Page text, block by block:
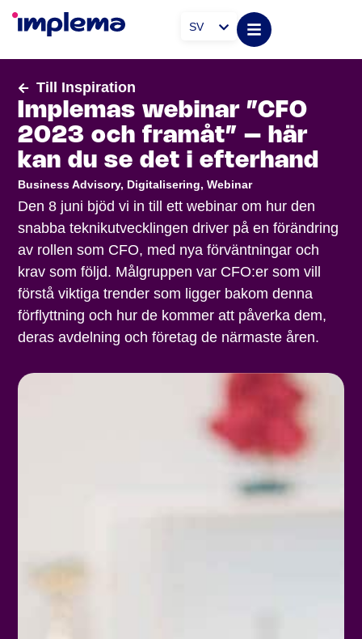
SV
Till Inspiration
Implemas webinar ”CFO
2023 och framåt” – här
kan du se det i efterhand
Business Advisory, Digitalisering,Webinar
Den 8 juni bjöd vi in till ett webinar om hur den
snabba teknikutvecklingen driver på en förändring
av rollen som CFO, med nya förväntningar och
krav som följd. Målgruppen var CFO:er som vill
förstå viktiga trender som ligger bakom denna
förflyttning och hur de kommer att påverka dem,
deras avdelning och företag de närmaste åren.